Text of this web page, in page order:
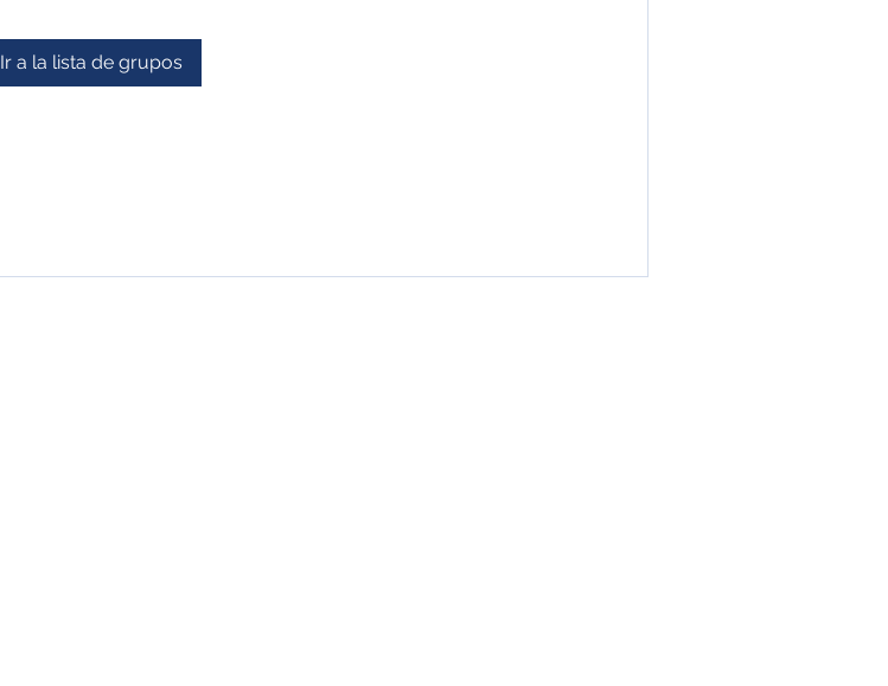
Ir a la lista de grupos